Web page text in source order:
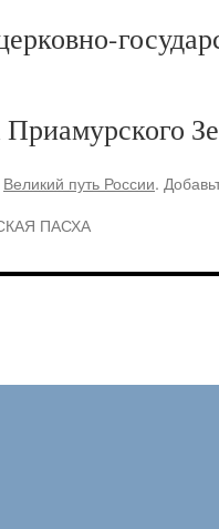
Великий путь России.
ПАСХА